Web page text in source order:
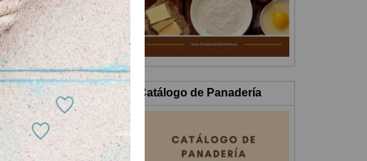
Catálogo de Panadería